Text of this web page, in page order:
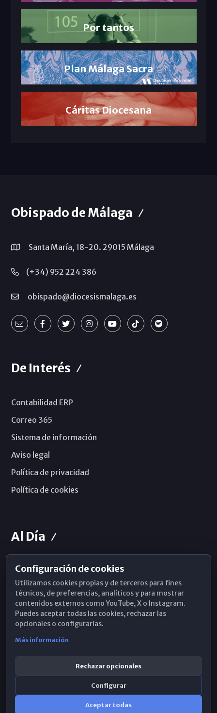
Por tantos
Plan Málaga Sacra
Cáritas Diocesana
Obispado de Málaga
Santa María, 18-20. 29015 Málaga
(+34) 952 224 386
obispado@diocesismalaga.es
De Interés
Contabilidad ERP
Correo 365
Sistema de información
Aviso legal
Política de privacidad
Política de cookies
Al Día
Horarios de Misa
Hemeroteca
WhatsApp
Configuración de cookies
Utilizamos cookies propias y de terceros para fines
técnicos, de preferencias, analíticos y para mostrar
contenidos externos como YouTube, X o Instagram.
Puedes aceptar todas las cookies, rechazar las
opcionales o configurarlas.
Más información
Rechazar opcionales
Configurar
Aceptar todas